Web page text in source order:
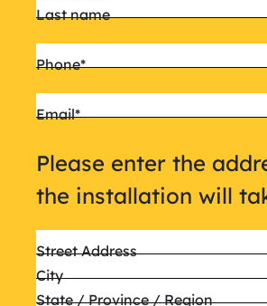
Last name
Phone*
Email*
Please enter the
the installation will
Street Address
City
State / Province / Region